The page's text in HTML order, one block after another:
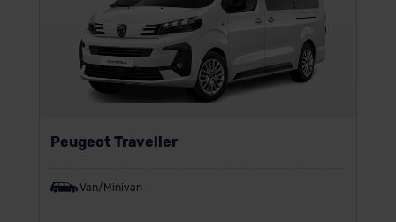
Peugeot Traveller
Van/Minivan